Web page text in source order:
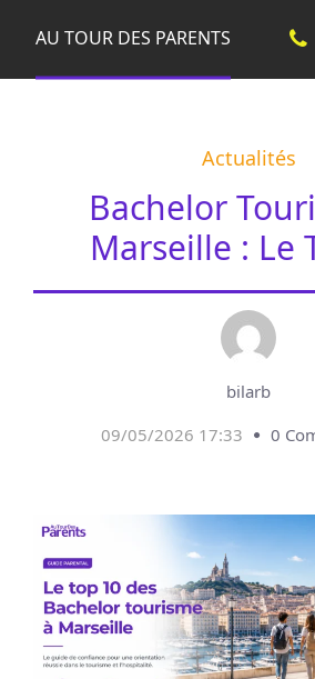
AU TOUR DES PARENTS
Actualités
Bachelor
Marseille : Le
bilarb
09/05/2026 17:33
0